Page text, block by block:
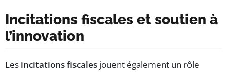
Incitations fiscales et soutien à
l’innovation
Les incitations fiscales jouent également un rôle